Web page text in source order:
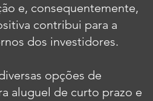
e, consequentemente,
contribui para a
dos investidores.
opções de
aluguel de curto prazo e